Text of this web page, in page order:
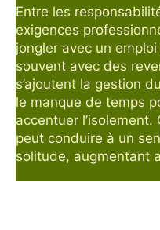
Entre les
exigences
jongler avec un
souvent avec des
s’ajoutent la gestion
le manque de temps
accentuer
peut conduire à un
solitude, augmentant